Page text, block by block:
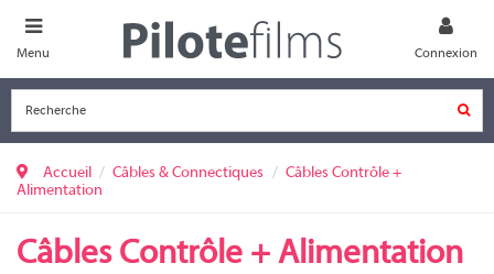
Menu Connexion
Accueil Câbles & Connectiques
Câbles Contrôle +
Alimentation
Câbles Contrôle + Alimentation